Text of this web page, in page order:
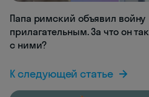
Папа римский объявил войну
прилагательным. За что он так
с ними?
К следующей статье